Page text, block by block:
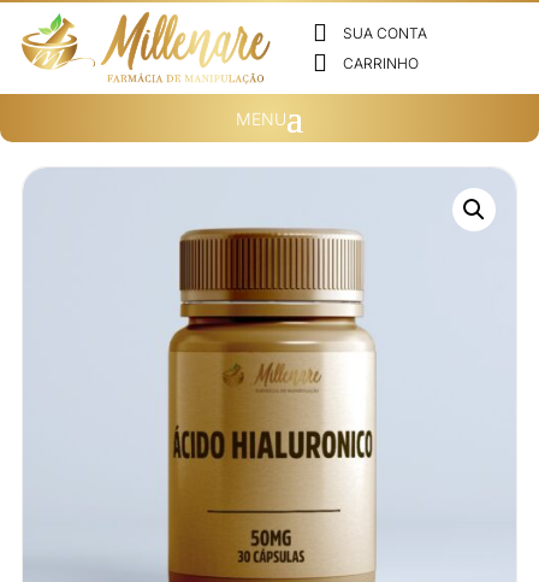
 SUA CONTA
 CARRINHO